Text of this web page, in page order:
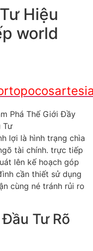
Hiệu
world
lợi là hình trạng chìa
tài chính. trực tiếp
lên kế hoạch góp
cần thiết sử dụng
cùng né tránh rủi ro
Tư Rõ